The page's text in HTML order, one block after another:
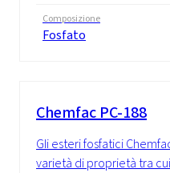
Composizione
Fosfato
Chemfac PC-188
Gli esteri fosfatici
varietà di proprietà tra